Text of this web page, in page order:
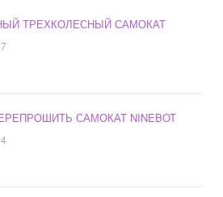
ТРЕХКОЛЕСНЫЙ САМОКАТ
САМОКАТ NINEBOT